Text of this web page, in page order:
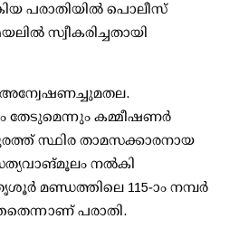
പരാതിയില്‍ പൊലീസ്
സ്വീകരിച്ചതായി
തേടുമെന്നും കമ്മീഷണര്‍
സ്ഥിര താമസക്കാരനായ
നല്‍കി
മണ്ഡത്തിലെ 115-ാം നമ്പര്‍
പരാതി.